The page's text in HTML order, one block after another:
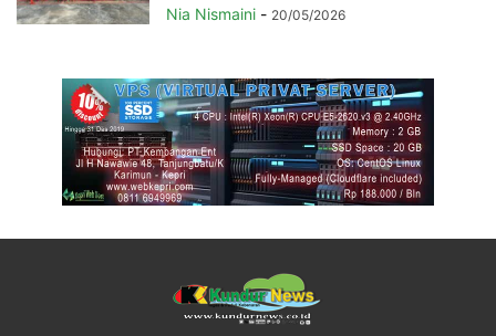
Nia Nismaini - 20/05/2026